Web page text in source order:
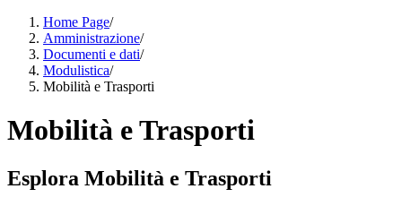
Home Page/
Amministrazione/
Documenti e dati/
Modulistica/
Mobilità e Trasporti
Mobilità e Trasporti
Esplora Mobilità e Trasporti